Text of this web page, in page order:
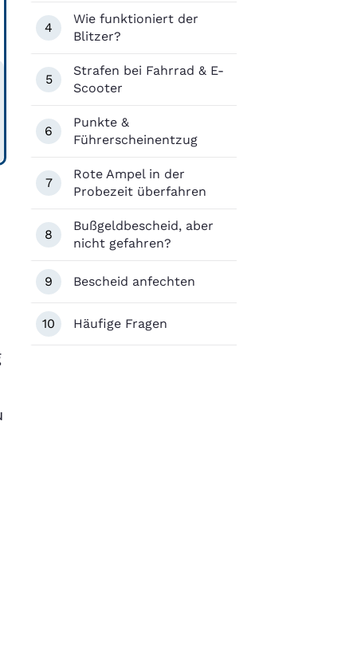
4
Wie funktioniert der
Blitzer?
5
Strafen bei Fahrrad & E-
Scooter
6
Punkte &
Führerscheinentzug
7
Rote Ampel in der
Probezeit überfahren
8
Bußgeldbescheid, aber
nicht gefahren?
9 Bescheid anfechten
10 Häufige Fragen